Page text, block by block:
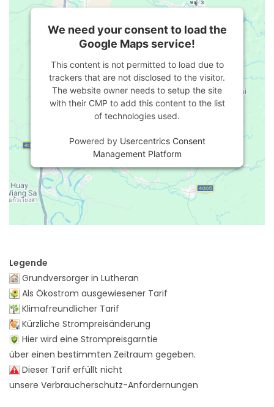
We need your consent to load the
Google Maps service!
This content is not permitted to load due to
trackers that are not disclosed to the visitor.
The website owner needs to setup the site
with their CMP to add this content to the list
of technologies used.
Powered by Usercentrics Consent
Management Platform
Legende
Grundversorger in Lutheran
Als Ökostrom ausgewiesener Tarif
Klimafreundlicher Tarif
Kürzliche Strompreisänderung
Hier wird eine Strompreisgarntie
über einen bestimmten Zeitraum gegeben.
Dieser Tarif erfüllt nicht
unsere Verbraucherschutz-Anfordernungen